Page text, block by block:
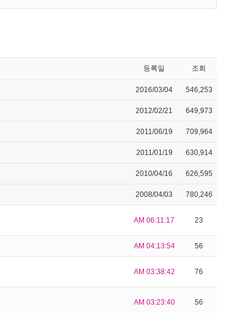
등록일 조회
2016/03/04 546,253
2012/02/21 649,973
2011/06/19 709,964
2011/01/19 630,914
2010/04/16 626,595
2008/04/03 780,246
AM 06:11:17 23
AM 04:13:54 56
AM 03:38:42 76
AM 03:23:40 56